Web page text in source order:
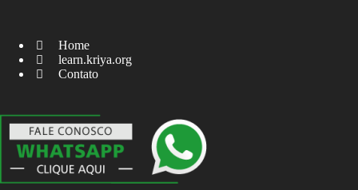
Home
learn.kriya.org
Contato